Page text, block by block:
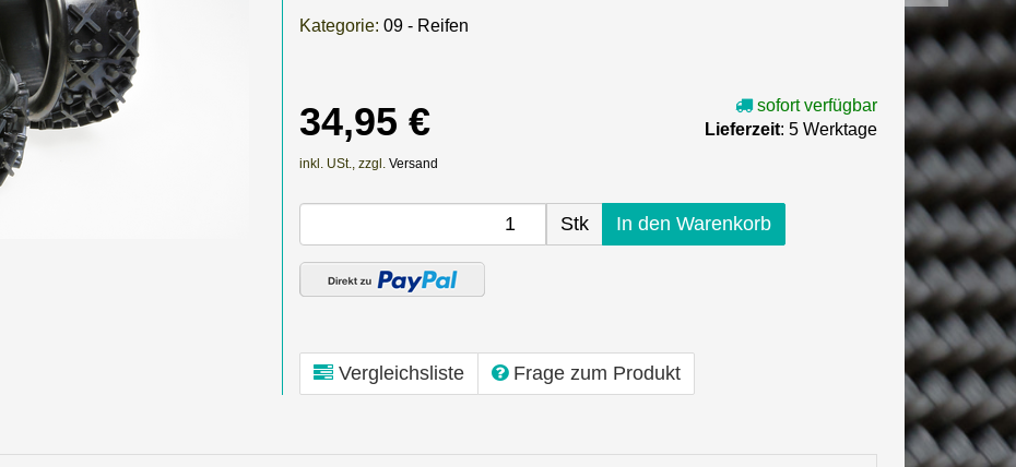
Kategorie: 09 - Reifen
34,95 €
inkl. USt., zzgl. Versand
sofort verfügbar
Lieferzeit: 5 Werktage
Stk In den Warenkorb
Vergleichsliste Frage zum Produkt